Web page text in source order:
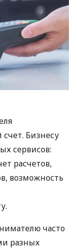
Бизнесу
сервисов:
расчетов,
возможность
часто
разных